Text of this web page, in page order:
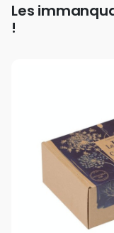
Les
!